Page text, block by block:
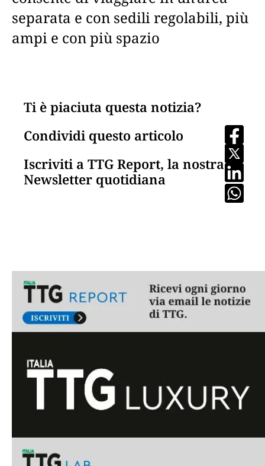
separata e con sedili regolabili, più
ampi e con più spazio
Ti è piaciuta questa notizia?
Condividi questo articolo
Iscriviti a TTG Report, la nostra
Newsletter quotidiana